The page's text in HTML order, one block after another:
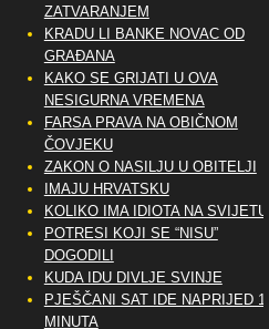
ZATVARANJEM
KRADU LI BANKE NOVAC OD
GRAĐANA
KAKO SE GRIJATI U OVA
NESIGURNA VREMENA
FARSA PRAVA NA OBIČNOM
ČOVJEKU
ZAKON O NASILJU U OBITELJI
IMAJU HRVATSKU
KOLIKO IMA IDIOTA NA SVIJETU?
POTRESI KOJI SE “NISU”
DOGODILI
KUDA IDU DIVLJE SVINJE
PJEŠČANI SAT IDE NAPRIJED 10
MINUTA